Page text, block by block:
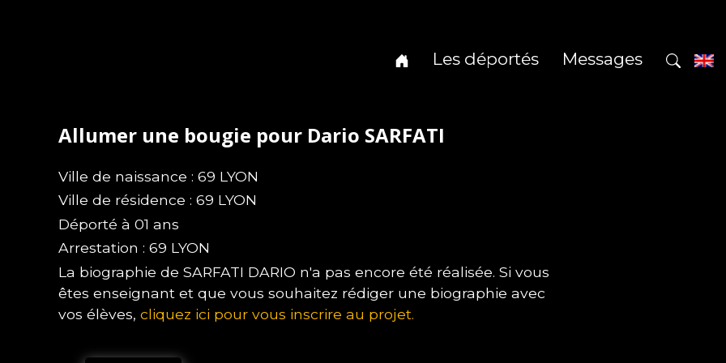
Les déportés Messages
Allumer une bougie pour Dario SARFATI
Ville de naissance : 69 LYON
Ville de résidence : 69 LYON
Déporté à 01 ans
Arrestation : 69 LYON
La biographie de SARFATI DARIO n'a pas encore été réalisée. Si vous
êtes enseignant et que vous souhaitez rédiger une biographie avec
vos élèves, cliquez ici pour vous inscrire au projet.